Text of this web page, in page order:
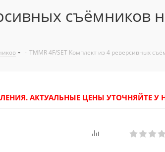
съёмников
- TMMR 4F/SET Комплект из 4 реверсивных
АКТУАЛЬНЫЕ ЦЕНЫ УТОЧНЯЙТЕ